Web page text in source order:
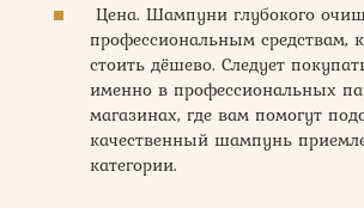
Цена. Шампуни глубокого
профессиональным средствам,
стоить дёшево. Следует
именно в профессиональных
магазинах, где вам помогут
качественный шампунь
категории.